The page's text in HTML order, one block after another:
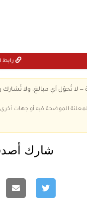
رابط
لا تُحوّل أي مبالغ، ولا
المعلنة الموضحة فيه أو
شارك